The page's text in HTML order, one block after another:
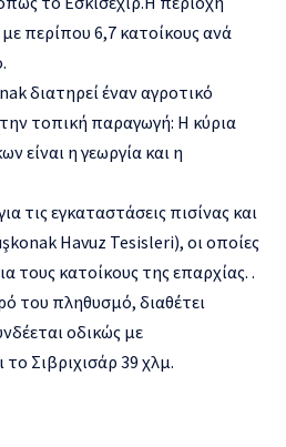
περίπου 6,7 κατοίκους ανά
διατηρεί έναν αγροτικό
τοπική παραγωγή: Η κύρια
είναι η γεωργία και η
τις εγκαταστάσεις πισίνας και
Havuz Tesisleri), οι οποίες
τους κατοίκους της επαρχίας. .
του πληθυσμό, διαθέτει
οδικώς με
το Σιβριχισάρ 39 χλμ.